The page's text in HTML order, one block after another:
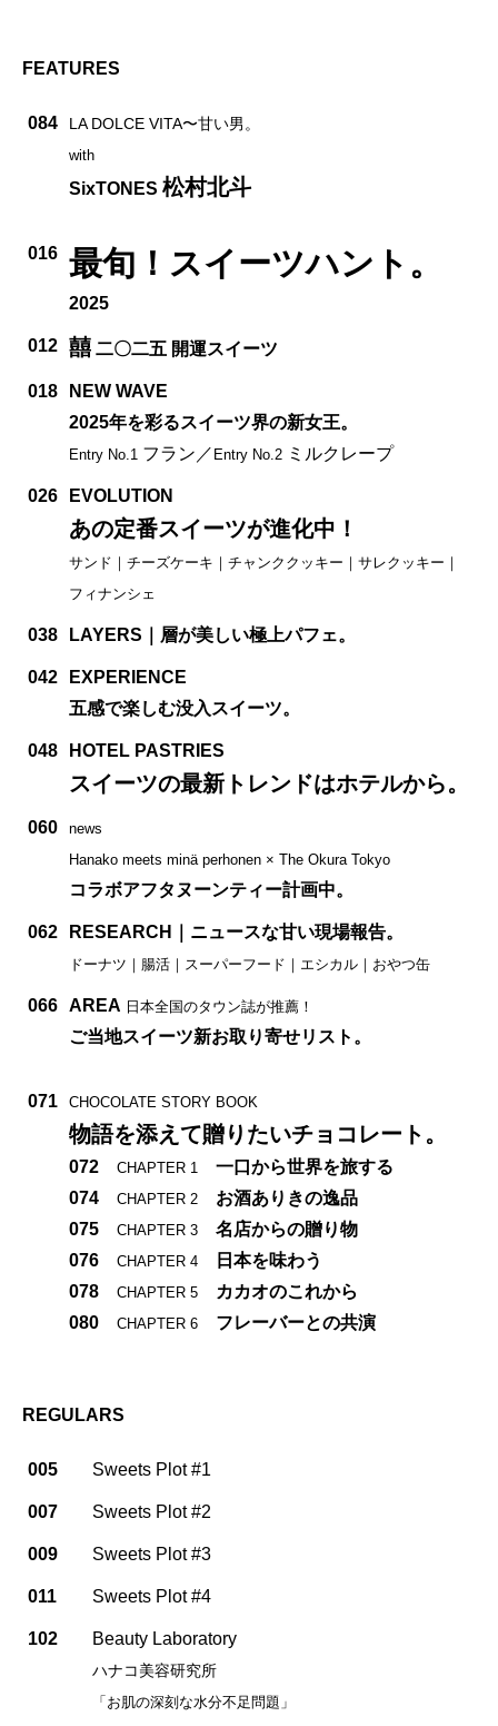
FEATURES
084 LA DOLCE VITA〜甘い男。
with
SixTONES 松村北斗
016 最旬！スイーツハント。
2025
012 囍 二〇二五 開運スイーツ
018
NEW WAVE
2025年を彩るスイーツ界の新女王。
Entry No.1 フラン／ Entry No.2 ミルクレープ
026 EVOLUTION
あの定番スイーツが進化中！
サンド｜チーズケーキ｜チャンククッキー｜サレクッキー｜
フィナンシェ
038 LAYERS｜層が美しい極上パフェ。
042
EXPERIENCE
五感で楽しむ没入スイーツ。
048 HOTEL PASTRIES
スイーツの最新トレンドはホテルから。
060
news
Hanako meets minä perhonen × The Okura Tokyo
コラボアフタヌーンティー計画中。
062 RESEARCH｜ニュースな甘い現場報告。
ドーナツ｜腸活｜スーパーフード｜エシカル｜おやつ缶
066 AREA 日本全国のタウン誌が推薦！
ご当地スイーツ新お取り寄せリスト。
071 CHOCOLATE STORY BOOK
物語を添えて贈りたいチョコレート。
072 CHAPTER 1
一口から世界を旅する
074
CHAPTER 2
お酒ありきの逸品
075
CHAPTER 3
名店からの贈り物
076
CHAPTER 4
日本を味わう
078
CHAPTER 5
カカオのこれから
080
CHAPTER 6 フレーバーとの共演
REGULARS
005 Sweets Plot #1
007 Sweets Plot #2
009 Sweets Plot #3
011 Sweets Plot #4
102 Beauty Laboratory
ハナコ美容研究所
「お肌の深刻な水分不足問題」